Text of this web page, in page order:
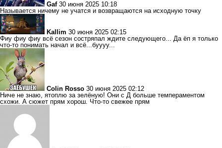
Gaf 30 июня 2025 10:18
Называется ничему не учатся и возвращаются на исходную точку
Kallim 30 июня 2025 02:15
Фиу фиу фиу всё сезон состряпал ждите следующего... Да ёп я только
что-то понимать начал и всё...буууу...
Colin Rosso 30 июня 2025 02:12
Ниче не знаю, ятоплю за зелёную! Они с Д больше темпераментом
схожи. А сюжет прям хорош. Что-то свежее прям